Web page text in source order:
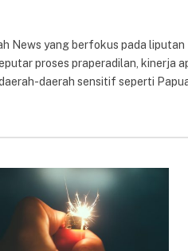
News yang berfokus pada
proses praperadilan, kinerja
daerah sensitif seperti